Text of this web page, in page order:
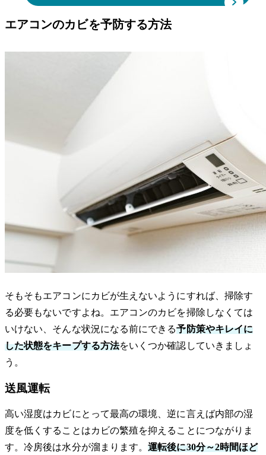
エアコンのカビを予防する方法
そもそもエアコンにカビが生えないようにすれば、掃除す
る必要もないですよね。エアコンのカビを掃除しなくては
いけない、そんな状況になる前にできる予防策やキレイに
した状態をキープする方法をいくつか確認していきましょ
う。
送風運転
高い湿度はカビにとって最高の環境、逆に言えば内部の湿
度を低くすることはカビの繁殖を抑えることにつながりま
す。冷房後は水分が溜まります。運転後に30分～2時間ほど